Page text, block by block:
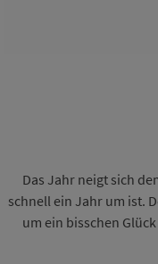
Das Jahr neigt sich
schnell ein Jahr um ist.
um ein bisschen